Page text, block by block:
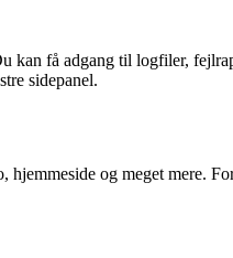
få adgang til logfiler,
sidepanel.
og meget mere.